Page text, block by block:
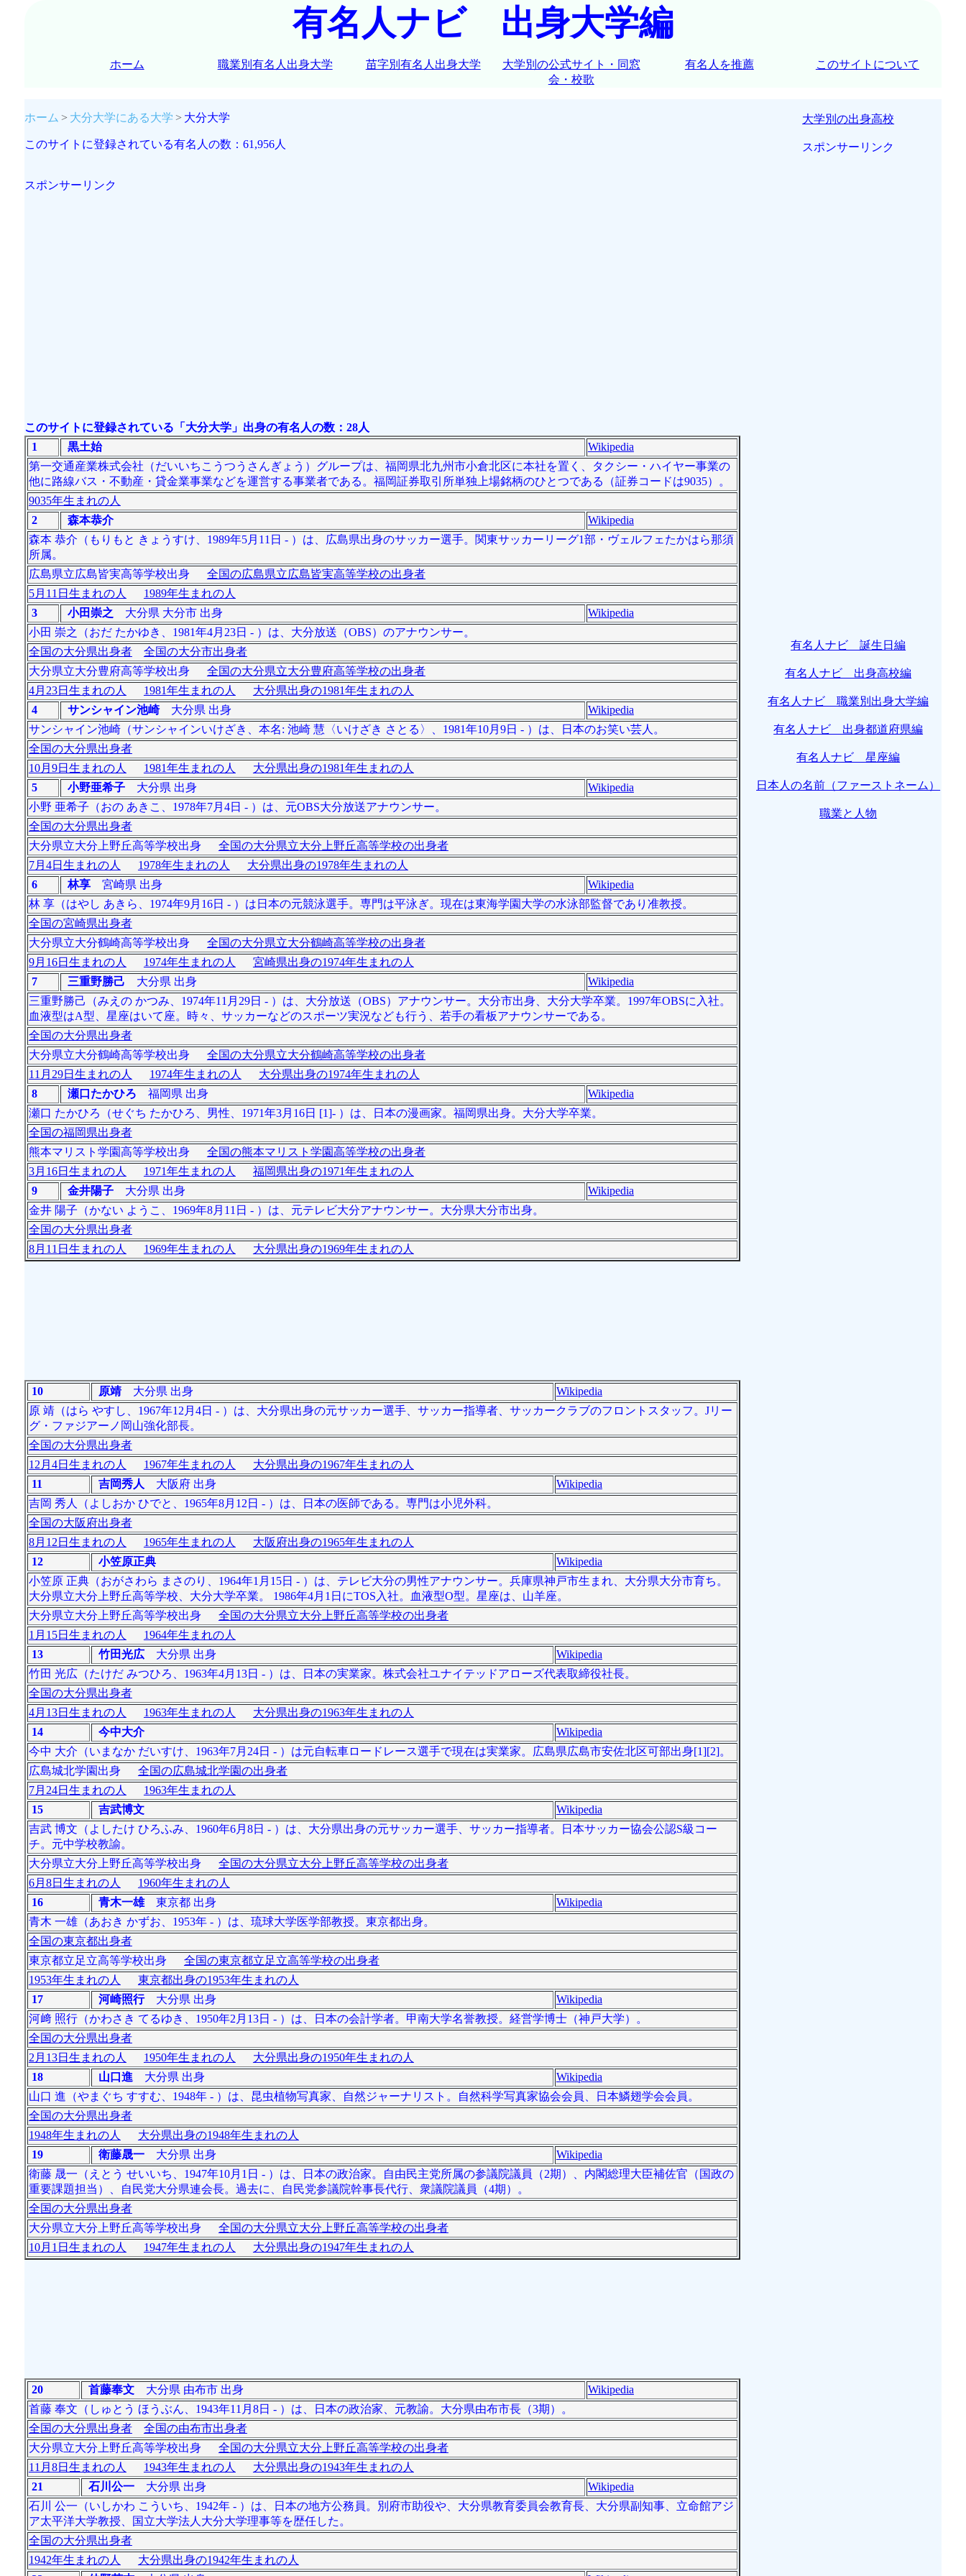
有名人ナビ 出身大学編
ホーム 職業別有名人出身大学 苗字別有名人出身大学
大学別の公式サイト・同窓
会・校歌
有名人を推薦 このサイトについて
ホーム 大分大学にある大学 大分大学
このサイトに登録されている有名人の数：61,956人
スポンサーリンク
このサイトに登録されている「大分大学」出身の有名人の数：28人
1
黒土始
Wikipedia
第一交通産業株式会社（だいいちこうつうさんぎょう）グループは、福岡県北九州市小倉北区に本社を置く、タクシー・ハイヤー事業の
他に路線バス・不動産・貸金業事業などを運営する事業者である。福岡証券取引所単独上場銘柄のひとつである（証券コードは9035）。
9035年生まれの人
2
森本恭介
Wikipedia
森本 恭介（もりもと きょうすけ、1989年5月11日 - ）は、広島県出身のサッカー選手。関東サッカーリーグ1部・ヴェルフェたかはら那須
所属。
広島県立広島皆実高等学校出身 全国の広島県立広島皆実高等学校の出身者
5月11日生まれの人
1989年生まれの人
3
小田崇之 大分県 大分市 出身
Wikipedia
小田 崇之（おだ たかゆき、1981年4月23日 - ）は、大分放送（OBS）のアナウンサー。
全国の大分県出身者
全国の大分市出身者
大分県立大分豊府高等学校出身 全国の大分県立大分豊府高等学校の出身者
4月23日生まれの人
1981年生まれの人
大分県出身の1981年生まれの人
4
サンシャイン池崎大分県 出身
Wikipedia
サンシャイン池崎（サンシャインいけざき、本名: 池崎 慧〈いけざき さとる〉、1981年10月9日 - ）は、日本のお笑い芸人。
全国の大分県出身者
10月9日生まれの人
1981年生まれの人
大分県出身の1981年生まれの人
5
小野亜希子大分県 出身
Wikipedia
小野 亜希子（おの あきこ、1978年7月4日 - ）は、元OBS大分放送アナウンサー。
全国の大分県出身者
大分県立大分上野丘高等学校出身 全国の大分県立大分上野丘高等学校の出身者
7月4日生まれの人
1978年生まれの人
大分県出身の1978年生まれの人
6
林享宮崎県 出身
Wikipedia
林 享（はやし あきら、1974年9月16日 - ）は日本の元競泳選手。専門は平泳ぎ。現在は東海学園大学の水泳部監督であり准教授。
全国の宮崎県出身者
大分県立大分鶴崎高等学校出身 全国の大分県立大分鶴崎高等学校の出身者
9月16日生まれの人
1974年生まれの人
宮崎県出身の1974年生まれの人
7
三重野勝己 大分県 出身
Wikipedia
三重野勝己（みえの かつみ、1974年11月29日 - ）は、大分放送（OBS）アナウンサー。大分市出身、大分大学卒業。1997年OBSに入社。
血液型はA型、星座はいて座。時々、サッカーなどのスポーツ実況なども行う、若手の看板アナウンサーである。
全国の大分県出身者
大分県立大分鶴崎高等学校出身 全国の大分県立大分鶴崎高等学校の出身者
11月29日生まれの人
1974年生まれの人
大分県出身の1974年生まれの人
8
瀬口たかひろ 福岡県 出身
Wikipedia
瀬口 たかひろ（せぐち たかひろ、男性、1971年3月16日 [1]- ）は、日本の漫画家。福岡県出身。大分大学卒業。
全国の福岡県出身者
熊本マリスト学園高等学校出身 全国の熊本マリスト学園高等学校の出身者
3月16日生まれの人
1971年生まれの人
福岡県出身の1971年生まれの人
9
金井陽子大分県 出身
Wikipedia
金井 陽子（かない ようこ、1969年8月11日 - ）は、元テレビ大分アナウンサー。大分県大分市出身。
全国の大分県出身者
8月11日生まれの人
1969年生まれの人 大分県出身の1969年生まれの人
10 原靖大分県 出身
Wikipedia
原 靖（はら やすし、1967年12月4日 - ）は、大分県出身の元サッカー選手、サッカー指導者、サッカークラブのフロントスタッフ。Jリー
グ・ファジアーノ岡山強化部長。
全国の大分県出身者
12月4日生まれの人
1967年生まれの人
大分県出身の1967年生まれの人
11
吉岡秀人 大阪府 出身
Wikipedia
吉岡 秀人（よしおか ひでと、1965年8月12日 - ）は、日本の医師である。専門は小児外科。
全国の大阪府出身者
8月12日生まれの人
1965年生まれの人
大阪府出身の1965年生まれの人
12
小笠原正典
Wikipedia
小笠原 正典（おがさわら まさのり、1964年1月15日 - ）は、テレビ大分の男性アナウンサー。兵庫県神戸市生まれ、大分県大分市育ち。
大分県立大分上野丘高等学校、大分大学卒業。 1986年4月1日にTOS入社。血液型O型。星座は、山羊座。
大分県立大分上野丘高等学校出身 全国の大分県立大分上野丘高等学校の出身者
1月15日生まれの人
1964年生まれの人
13
竹田光広大分県 出身
Wikipedia
竹田 光広（たけだ みつひろ、1963年4月13日 - ）は、日本の実業家。株式会社ユナイテッドアローズ代表取締役社長。
全国の大分県出身者
4月13日生まれの人
1963年生まれの人
大分県出身の1963年生まれの人
14
今中大介
Wikipedia
今中 大介（いまなか だいすけ、1963年7月24日 - ）は元自転車ロードレース選手で現在は実業家。広島県広島市安佐北区可部出身[1][2]。
広島城北学園出身 全国の広島城北学園の出身者
7月24日生まれの人
1963年生まれの人
15
吉武博文
Wikipedia
吉武 博文（よしたけ ひろふみ、1960年6月8日 - ）は、大分県出身の元サッカー選手、サッカー指導者。日本サッカー協会公認S級コー
チ。元中学校教諭。
大分県立大分上野丘高等学校出身 全国の大分県立大分上野丘高等学校の出身者
6月8日生まれの人
1960年生まれの人
16
青木一雄東京都 出身
Wikipedia
青木 一雄（あおき かずお、1953年 - ）は、琉球大学医学部教授。東京都出身。
全国の東京都出身者
東京都立足立高等学校出身 全国の東京都立足立高等学校の出身者
1953年生まれの人
東京都出身の1953年生まれの人
17
河崎照行大分県 出身
Wikipedia
河﨑 照行（かわさき てるゆき、1950年2月13日 - ）は、日本の会計学者。甲南大学名誉教授。経営学博士（神戸大学）。
全国の大分県出身者
2月13日生まれの人
1950年生まれの人
大分県出身の1950年生まれの人
18
山口進 大分県 出身
Wikipedia
山口 進（やまぐち すすむ、1948年 - ）は、昆虫植物写真家、自然ジャーナリスト。自然科学写真家協会会員、日本鱗翅学会会員。
全国の大分県出身者
1948年生まれの人
大分県出身の1948年生まれの人
19
衛藤晟一大分県 出身
Wikipedia
衛藤 晟一（えとう せいいち、1947年10月1日 - ）は、日本の政治家。自由民主党所属の参議院議員（2期）、内閣総理大臣補佐官（国政の
重要課題担当）、自民党大分県連会長。過去に、自民党参議院幹事長代行、衆議院議員（4期）。
全国の大分県出身者
大分県立大分上野丘高等学校出身 全国の大分県立大分上野丘高等学校の出身者
10月1日生まれの人
1947年生まれの人 大分県出身の1947年生まれの人
20 首藤奉文大分県 由布市 出身
Wikipedia
首藤 奉文（しゅとう ほうぶん、1943年11月8日 - ）は、日本の政治家、元教諭。大分県由布市長（3期）。
全国の大分県出身者
全国の由布市出身者
大分県立大分上野丘高等学校出身 全国の大分県立大分上野丘高等学校の出身者
11月8日生まれの人
1943年生まれの人
大分県出身の1943年生まれの人
21
石川公一大分県 出身
Wikipedia
石川 公一（いしかわ こういち、1942年 - ）は、日本の地方公務員。別府市助役や、大分県教育委員会教育長、大分県副知事、立命館アジ
ア太平洋大学教授、国立大学法人大分大学理事等を歴任した。
全国の大分県出身者
1942年生まれの人
大分県出身の1942年生まれの人
大学別の出身高校
スポンサーリンク
有名人ナビ 誕生日編
有名人ナビ 出身高校編
有名人ナビ 職業別出身大学編
有名人ナビ 出身都道府県編
有名人ナビ 星座編
日本人の名前（ファーストネーム）
職業と人物